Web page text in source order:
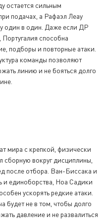
остается сильным
подачах, а Рафаэл Леау
один в один. Даже если ДР
способна
подборы и повторные атаки.
команды позволяют
линию и не бояться долго
мира с крепкой, физически
вокруг дисциплины,
после отбора. Ван-Биссака и
и единоборства, Ноа Садики
ускорять редкие атаки.
будет не в том, чтобы долго
давление и не развалиться